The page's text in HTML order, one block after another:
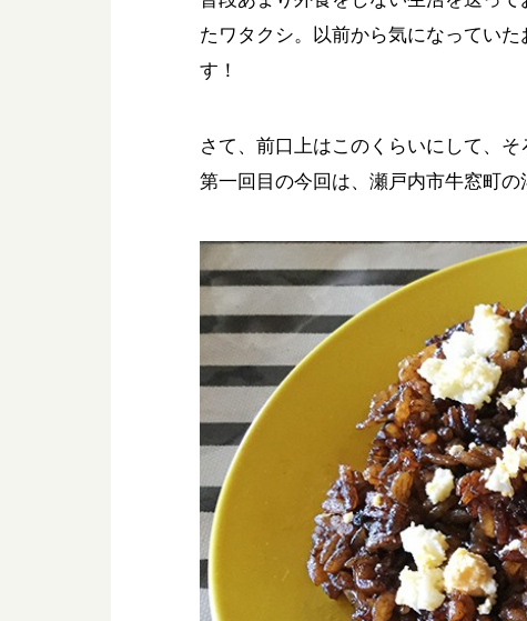
たワタクシ。以前から気になってい
す！
さて、前口上はこのくらいにして、
第一回目の今回は、瀬戸内市牛窓町の